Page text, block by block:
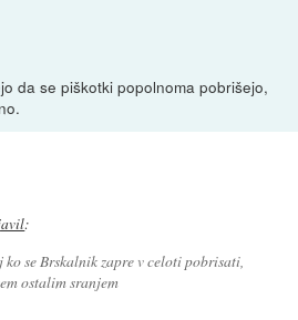
da se piškotki popolnoma pobrišejo,
:
se Brskalnik zapre v celoti pobrisati,
ostalim sranjem